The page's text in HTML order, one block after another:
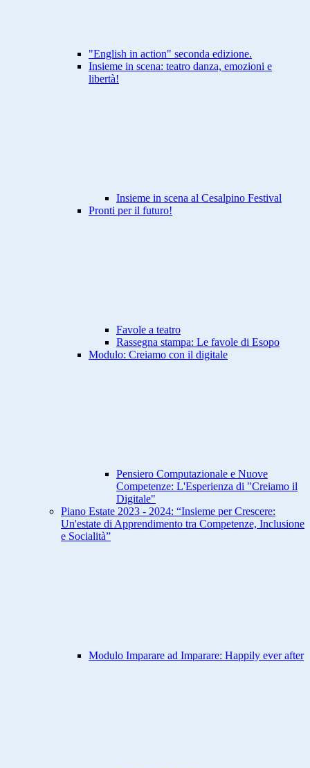
"English in action" seconda edizione.
Insieme in scena: teatro danza, emozioni e
libertà!
Insieme in scena al Cesalpino Festival
Pronti per il futuro!
Favole a teatro
Rassegna stampa: Le favole di Esopo
Modulo: Creiamo con il digitale
Pensiero Computazionale e Nuove
Competenze: L'Esperienza di "Creiamo il
Digitale"
Piano Estate 2023 - 2024: “Insieme per Crescere:
Un'estate di Apprendimento tra Competenze, Inclusione
e Socialità”
Modulo Imparare ad Imparare: Happily ever after